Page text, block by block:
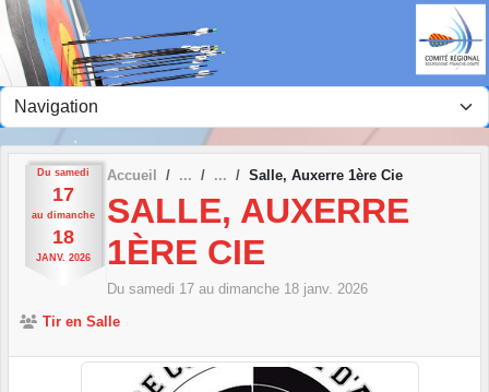
Du samedi
17
au dimanche
18
JANV. 2026
Accueil Salle, Auxerre 1ère Cie
SALLE, AUXERRE
1ÈRE CIE
Du samedi 17 au dimanche 18 janv. 2026
Tir en Salle
Panneau de gestion des cookies